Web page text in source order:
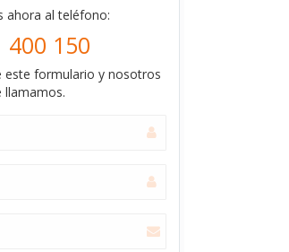
ahora al teléfono:
400 150
este formulario y nosotros
llamamos.